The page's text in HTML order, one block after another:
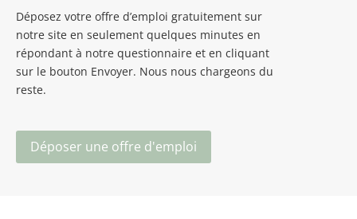
Déposez votre offre d’emploi gratuitement sur
notre site en seulement quelques minutes en
répondant à notre questionnaire et en cliquant
sur le bouton Envoyer. Nous nous chargeons du
reste.
Déposer une offre d'emploi